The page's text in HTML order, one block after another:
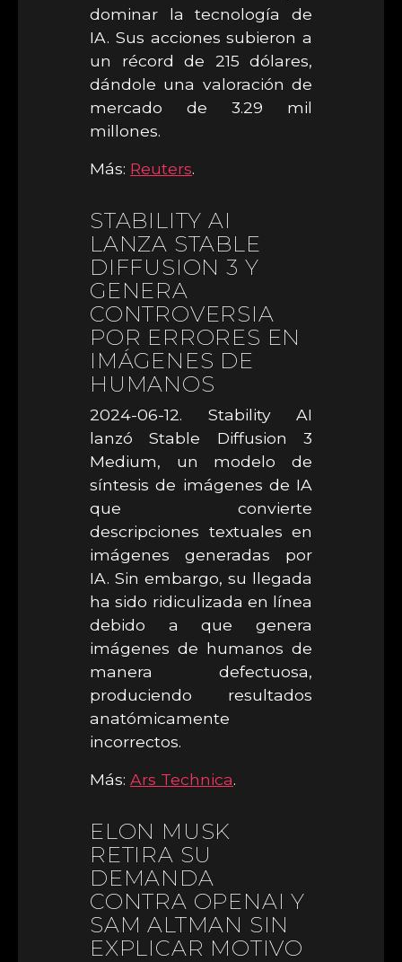
dominar la tecnología de
IA. Sus acciones subieron a
un récord de 215 dólares,
dándole una valoración de
mercado de 3.29 mil
millones.
Más: Reuters.
STABILITY AI
LANZA STABLE
DIFFUSION 3 Y
GENERA
CONTROVERSIA
POR ERRORES EN
IMÁGENES DE
HUMANOS
2024-06-12. Stability AI
lanzó Stable Diffusion 3
Medium, un modelo de
síntesis de imágenes de IA
que convierte
descripciones textuales en
imágenes generadas por
IA. Sin embargo, su llegada
ha sido ridiculizada en línea
debido a que genera
imágenes de humanos de
manera defectuosa,
produciendo resultados
anatómicamente
incorrectos.
Más: Ars Technica.
ELON MUSK
RETIRA SU
DEMANDA
CONTRA OPENAI Y
SAM ALTMAN SIN
EXPLICAR MOTIVO